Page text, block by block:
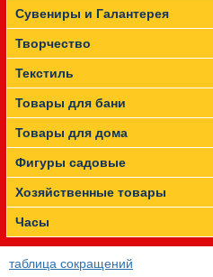
Сувениры и Галантерея
Творчество
Текстиль
Товары для бани
Товары для дома
Фигуры садовые
Хозяйственные товары
Часы
таблица сокращений